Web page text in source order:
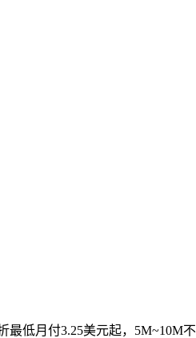
低月付3.25美元起，5M~10M